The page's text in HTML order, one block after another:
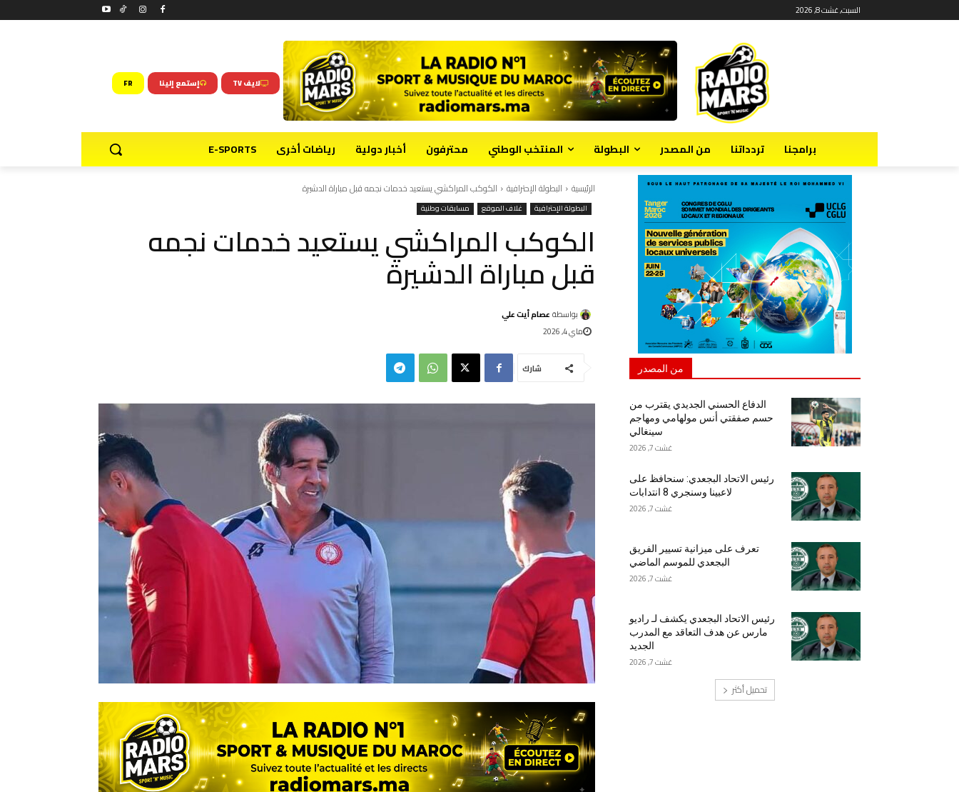
السبت, غشت 8, 2026
لايف TV إستمع إلينا FR
برامجنا تردداتنا من المصدر البطولة المنتخب الوطني محترفون أخبار دولية رياضات أخرى E-SPORTS
الرئيسية البطولة الإحترافية الكوكب المراكشي يستعيد خدمات نجمه قبل مباراة الدشيرة
البطولة الإحترافية غلاف الموقع مسابقات وطنية
الكوكب المراكشي يستعيد خدمات نجمه
قبل مباراة الدشيرة
بواسطة عصام أيت علي
ماي 4, 2026
شارك من المصدر
الدفاع الحسني الجديدي يقترب من
حسم صفقتي أنس مولهامي ومهاجم
سينغالي
غشت 7, 2026
رئيس الاتحاد البجعدي: سنحافظ على
لاعبينا وسنجري 8 انتدابات
غشت 7, 2026
تعرف على ميزانية تسيير الفريق
البجعدي للموسم الماضي
غشت 7, 2026
رئيس الاتحاد البجعدي يكشف لـ راديو
مارس عن هدف التعاقد مع المدرب
الجديد
غشت 7, 2026
تحميل أكثر